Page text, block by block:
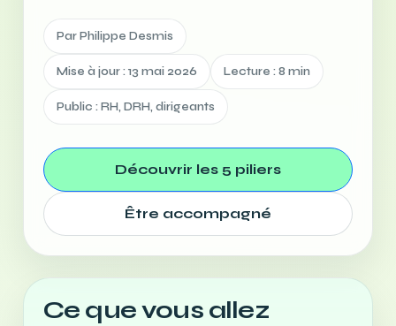
Par Philippe Desmis
Mise à jour : 13 mai 2026 Lecture : 8 min
Public : RH, DRH, dirigeants
Découvrir les 5 piliers
Être accompagné
Ce que vous allez